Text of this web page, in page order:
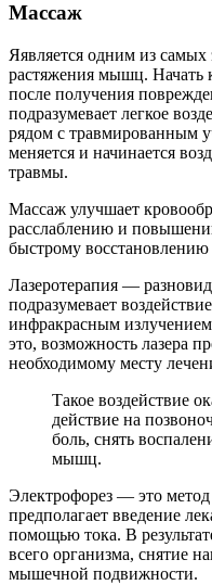
Массаж
Яявляется одним из
растяжения мышц. Начать
после получения
подразумевает легкое
рядом с травмированным
меняется и начинается
травмы.
Массаж улучшает
расслаблению и
быстрому
Лазеротерапия —
подразумевает
инфракрасным
это, возможность лазера
необходимому месту
Такое воздействие
действие на
боль, снять
мышц.
Электрофорез — это
предполагает введение
помощью тока. В
всего организма, снятие
мышечной подвижности.